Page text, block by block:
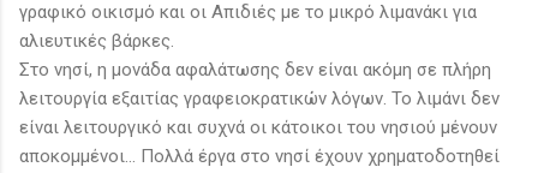
γραφικό οικισμό και οι Απιδιές με το μικρό λιμανάκι για
αλιευτικές βάρκες.
Στο νησί, η μονάδα αφαλάτωσης δεν είναι ακόμη σε πλήρη
λειτουργία εξαιτίας γραφειοκρατικών λόγων. Το λιμάνι δεν
είναι λειτουργικό και συχνά οι κάτοικοι του νησιού μένουν
αποκομμένοι… Πολλά έργα στο νησί έχουν χρηματοδοτηθεί